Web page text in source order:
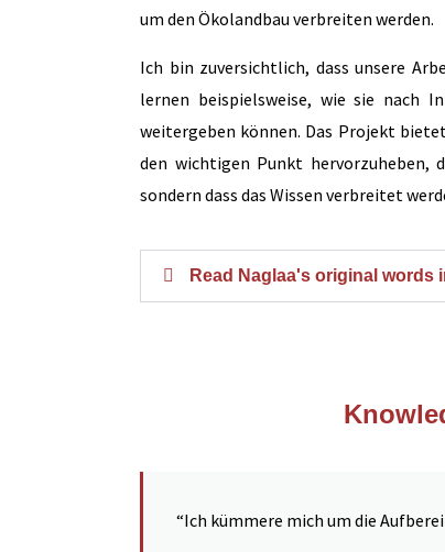
um den Ökolandbau verbreiten werden.
Ich bin zuversichtlich, dass unsere
lernen beispielsweise, wie sie nach
weitergeben können. Das Projekt
den wichtigen Punkt hervorzuheben,
sondern dass das Wissen verbreitet
Read Naglaa's original words
“Ich kümmere mich um die